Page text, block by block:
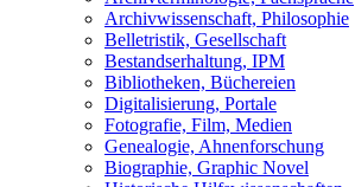
Archivwissenschaft, Philosophie
Belletristik, Gesellschaft
Bestandserhaltung, IPM
Bibliotheken, Büchereien
Digitalisierung, Portale
Fotografie, Film, Medien
Genealogie, Ahnenforschung
Biographie, Graphic Novel